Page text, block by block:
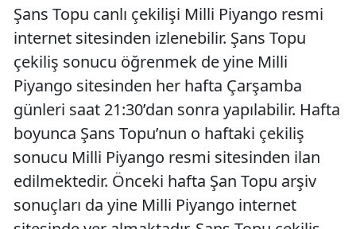
Şans Topu canlı çekilişi Milli Piyango resmi
internet sitesinden izlenebilir. Şans Topu
çekiliş sonucu öğrenmek de yine Milli
Piyango sitesinden her hafta Çarşamba
günleri saat 21:30’dan sonra yapılabilir. Hafta
boyunca Şans Topu’nun o haftaki çekiliş
sonucu Milli Piyango resmi sitesinden ilan
edilmektedir. Önceki hafta Şan Topu arşiv
sonuçları da yine Milli Piyango internet